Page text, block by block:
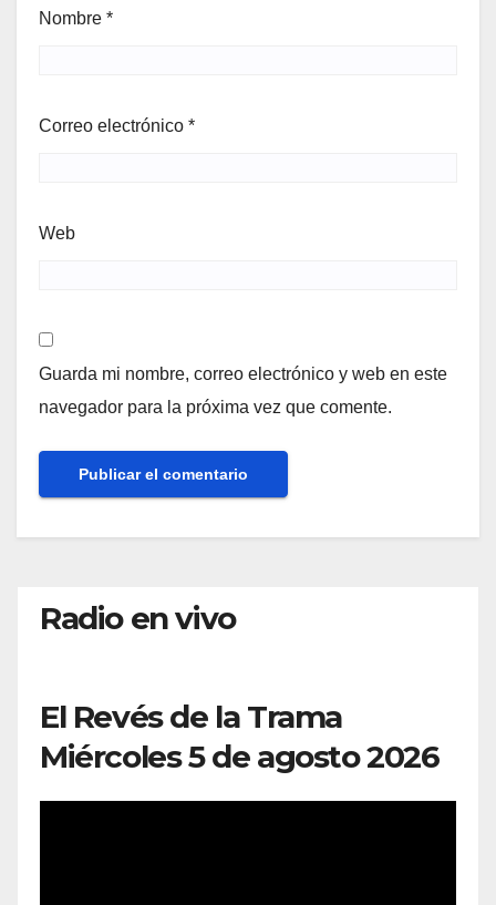
Nombre *
Correo electrónico *
Web
Guarda mi nombre, correo electrónico y web en este
navegador para la próxima vez que comente.
Radio en vivo
El Revés de la Trama
Miércoles 5 de agosto 2026